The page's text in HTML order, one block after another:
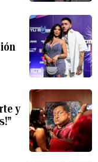
y